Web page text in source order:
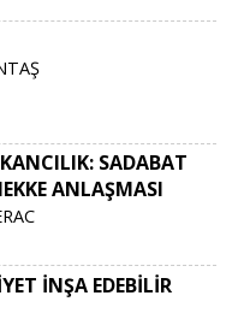
SADABAT
ANLAŞMASI
İNŞA EDEBİLİR